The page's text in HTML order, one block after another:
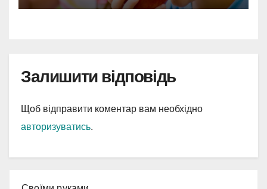
Залишити відповідь
Щоб відправити коментар вам необхідно
авторизуватись.